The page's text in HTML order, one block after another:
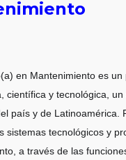
en Mantenimiento es
científica y tecnológica,
país y de Latinoamérica.
sistemas tecnológicos y
a través de las